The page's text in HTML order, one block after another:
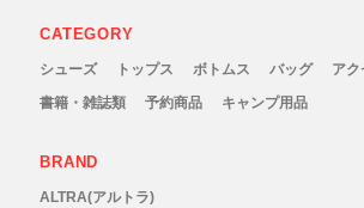
コー)
STATIC(スタティック)
THE NORTH FACE(ノースフェイス)
CATEGORY
シューズ トップス ボトムス バッグ ア
書籍・雑誌類
予約商品 キャンプ用品
BRAND
ALTRA(アルトラ)